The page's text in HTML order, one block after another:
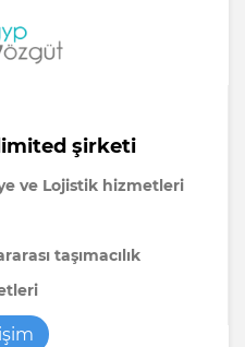
şirketi
ve Lojistik hizmetleri
taşımacılık